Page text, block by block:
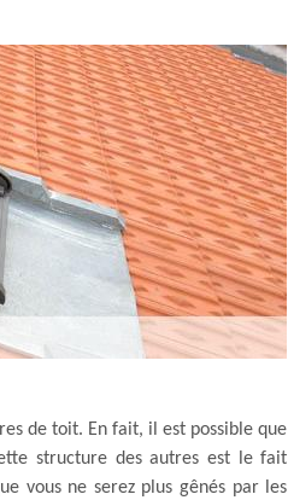
de toit. En fait, il est possible que
structure des autres est le fait
vous ne serez plus gênés par les